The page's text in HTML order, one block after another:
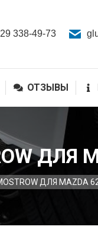
338-49-73
ОТЗЫВЫ
ДЛЯ
ДЛЯ MAZDA